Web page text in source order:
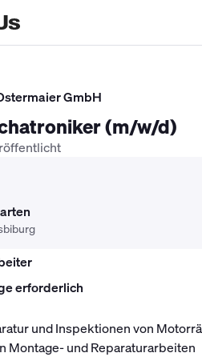
GmbH
(m/w/d)
erforderlich
und Inspektionen von
Montage- und Reparaturarbeiten